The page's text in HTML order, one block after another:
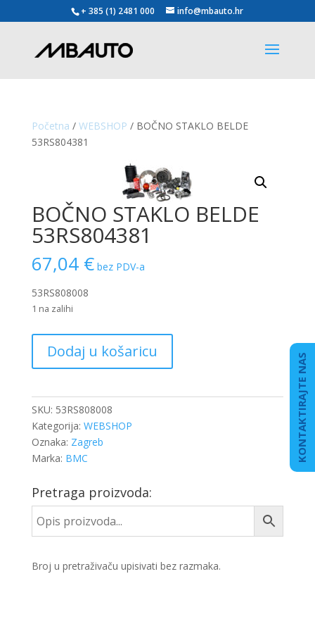
+ 385 (1) 2481 000 info@mbauto.hr
Početna / WEBSHOP / BOČNO STAKLO BELDE
53RS804381
BOČNO STAKLO BELDE
53RS804381
67,04 € bez PDV-a
53RS808008
1 na zalihi
STAKLO
BELDE
količina
Dodaj u košaricu
SKU: 53RS808008
Kategorija: WEBSHOP
Oznaka: Zagreb
Marka: BMC
Pretraga proizvoda:
Broj u pretraživaču upisivati bez razmaka.
KONTAKTIRAJTE NAS